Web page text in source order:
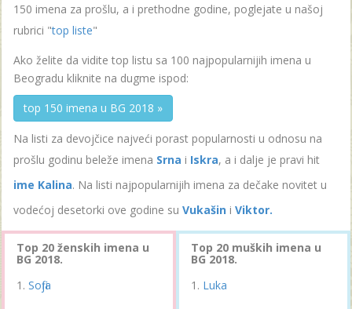
150 imena za prošlu, a i prethodne godine, poglejate u našoj
rubrici "top liste"
Ako želite da vidite top listu sa 100 najpopularnijih imena u
Beogradu kliknite na dugme ispod:
top 150 imena u BG 2018 »
Na listi za devojčice najveći porast popularnosti u odnosu na
prošlu godinu beleže imena Srna i Iskra, a i dalje je pravi hit
ime Kalina. Na listi najpopularnijih imena za dečake novitet u
vodećoj desetorki ove godine su Vukašin i Viktor.
Top 20 ženskih imena u
BG 2018.
Sofija
Top 20 muških imena u
BG 2018.
Luka